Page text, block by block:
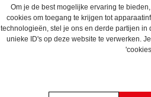
Om je de best mogelijke ervaring te
cookies om toegang te krijgen tot
technologieën, stel je ons en derde partijen
unieke ID's op deze website te verwerken.